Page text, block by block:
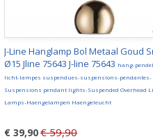
J-Line Hanglamp Bol Metaal Goud
Ø15 Jline 75643 J-line 75643 hang-
licht-lampes suspendues-suspensions-pendantes-
Suspensions pendant lights-Suspended Overhead
Lamps-Haengelampen Haengeleucht
€ 39,90€ 59,90